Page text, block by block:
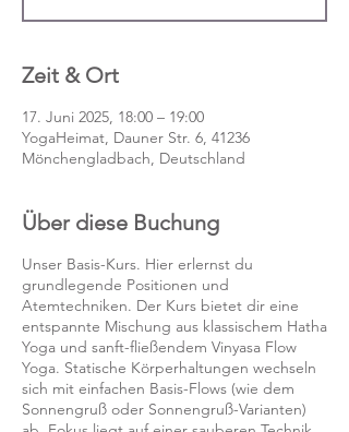
Zeit & Ort
17. Juni 2025, 18:00 – 19:00
YogaHeimat, Dauner Str. 6, 41236
Mönchengladbach, Deutschland
Über diese Buchung
Unser Basis-Kurs. Hier erlernst du
grundlegende Positionen und
Atemtechniken. Der Kurs bietet dir eine
entspannte Mischung aus klassischem Hatha
Yoga und sanft-fließendem Vinyasa Flow
Yoga. Statische Körperhaltungen wechseln
sich mit einfachen Basis-Flows (wie dem
Sonnengruß oder Sonnengruß-Varianten)